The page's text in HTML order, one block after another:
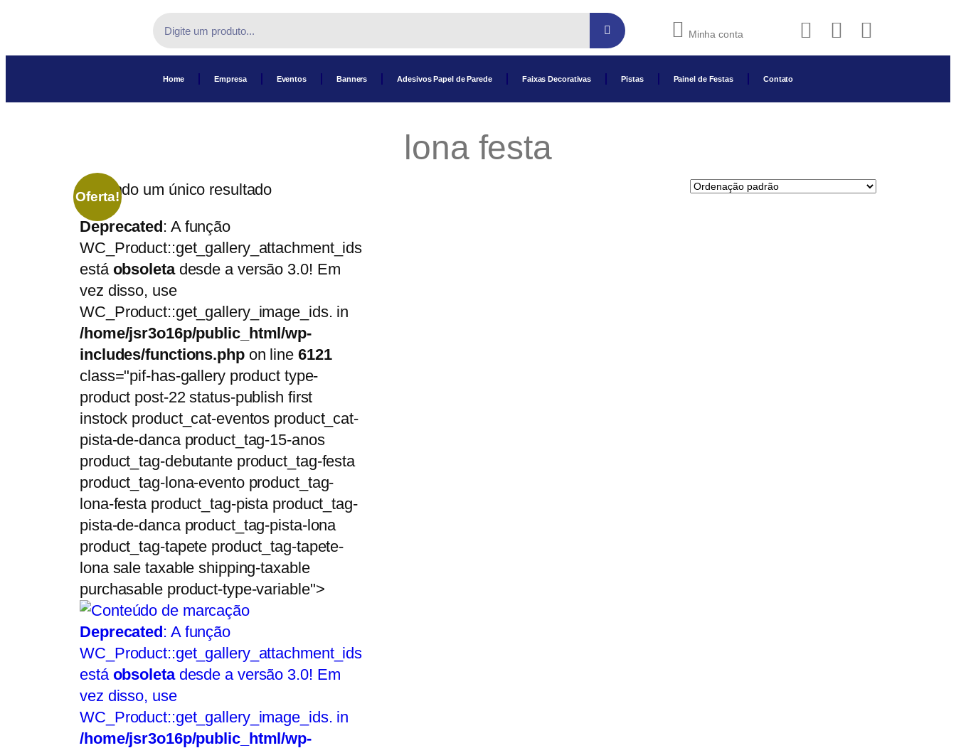
Minha conta
Home Empresa Eventos Banners Adesivos Papel de Parede Faixas Decorativas Pistas Painel de Festas Contato
lona festa
Exibindo um único resultado
Deprecated: A função
WC_Product::get_gallery_attachment_ids
está obsoletadesde a versão 3.0! Em
vez disso, use
WC_Product::get_gallery_image_ids. in
/home/jsr3o16p/public_html/wp-
includes/functions.phpon line 6121
class="pif-has-gallery product type-
product post-22 status-publish first
instock product_cat-eventos product_cat-
pista-de-danca product_tag-15-anos
product_tag-debutante product_tag-festa
product_tag-lona-evento product_tag-
lona-festa product_tag-pista product_tag-
pista-de-danca product_tag-pista-lona
product_tag-tapete product_tag-tapete-
lona sale taxable shipping-taxable
purchasable product-type-variable">
Oferta!
Deprecated: A função
WC_Product::get_gallery_attachment_ids
está obsoletadesde a versão 3.0! Em
vez disso, use
WC_Product::get_gallery_image_ids. in
/home/jsr3o16p/public_html/wp-